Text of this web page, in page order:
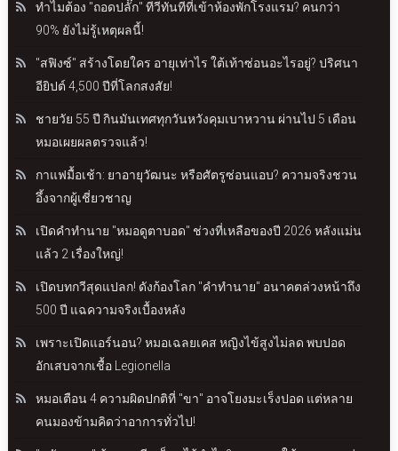
ทำไมต้อง "ถอดปลั๊ก" ทีวีทันทีที่เข้าห้องพักโรงแรม? คนกว่า
90% ยังไม่รู้เหตุผลนี้!
"สฟิงซ์" สร้างโดยใคร อายุเท่าไร ใต้เท้าซ่อนอะไรอยู่? ปริศนา
อียิปต์ 4,500 ปีที่โลกสงสัย!
ชายวัย 55 ปี กินมันเทศทุกวันหวังคุมเบาหวาน ผ่านไป 5 เดือน
หมอเผยผลตรวจแล้ว!
กาแฟมื้อเช้า: ยาอายุวัฒนะ หรือศัตรูซ่อนแอบ? ความจริงชวน
อึ้งจากผู้เชี่ยวชาญ
เปิดคำทำนาย "หมอดูตาบอด" ช่วงที่เหลือของปี 2026 หลังแม่น
แล้ว 2 เรื่องใหญ่!
เปิดบทกวีสุดแปลก! ดังก้องโลก "คำทำนาย" อนาคตล่วงหน้าถึง
500 ปี แฉความจริงเบื้องหลัง
เพราะเปิดแอร์นอน? หมอเฉลยเคส หญิงไข้สูงไม่ลด พบปอด
อักเสบจากเชื้อ Legionella
หมอเตือน 4 ความผิดปกติที่ "ขา" อาจโยงมะเร็งปอด แต่หลาย
คนมองข้ามคิดว่าอาการทั่วไป!